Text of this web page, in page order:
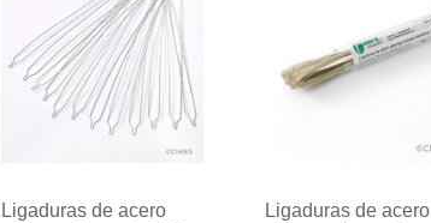
Ligaduras de acero
Ligaduras de acero